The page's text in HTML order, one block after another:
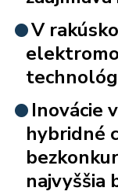
V
Inovácie
hybridné
najvyššia